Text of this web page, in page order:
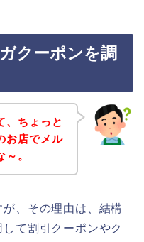
クーポンを調
、ちょっと
お店でメル
。
、その理由は、結構
て割引クーポンやク